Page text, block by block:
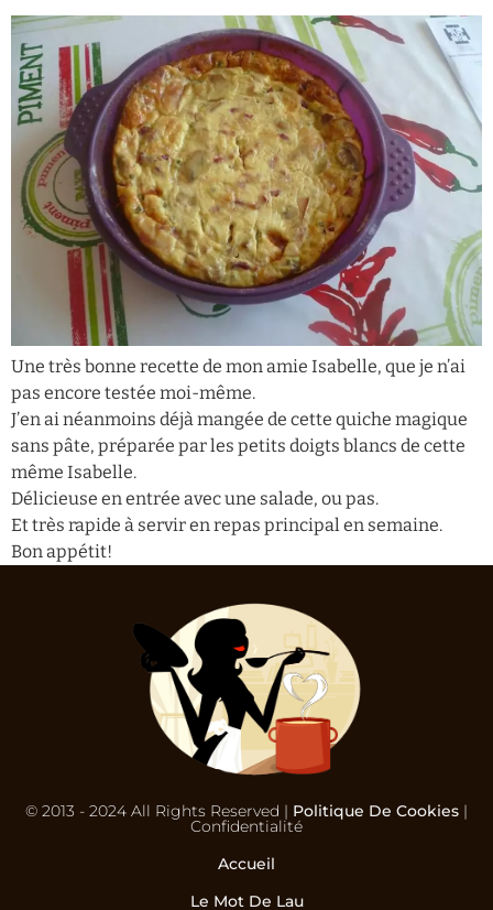
Une très bonne recette de mon amie Isabelle, que je n’ai
pas encore testée moi-même.
J’en ai néanmoins déjà mangée de cette quiche magique
sans pâte, préparée par les petits doigts blancs de cette
même Isabelle.
Délicieuse en entrée avec une salade, ou pas.
Et très rapide à servir en repas principal en semaine.
Bon appétit!
© 2013 - 2024 All Rights Reserved | Politique De Cookies |
Confidentialité
Accueil
Le Mot De Lau